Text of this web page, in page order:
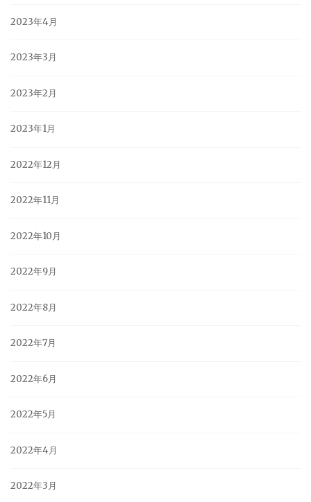
2023年4月
2023年3月
2023年2月
2023年1月
2022年12月
2022年11月
2022年10月
2022年9月
2022年8月
2022年7月
2022年6月
2022年5月
2022年4月
2022年3月